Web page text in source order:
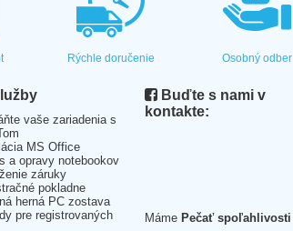
Rýchle doručenie Osobný odber
vaše zariadenia s
MS Office
a opravy notebookov
záruky
pokladne
herná PC zostava
pre registrovaných
Buďte s nami v
kontakte:
Máme Pečať spoľahlivosti